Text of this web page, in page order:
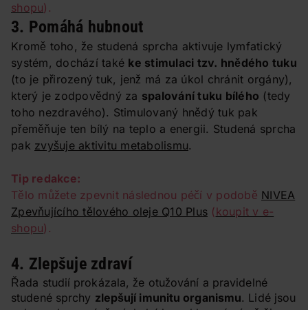
shopu).
3. Pomáhá hubnout
Kromě toho, že studená sprcha aktivuje lymfatický
systém, dochází také ke stimulaci tzv. hnědého tuku
(to je přirozený tuk, jenž má za úkol chránit orgány),
který je zodpovědný za spalování tuku bílého (tedy
toho nezdravého). Stimulovaný hnědý tuk pak
přeměňuje ten bílý na teplo a energii. Studená sprcha
pak zvyšuje aktivitu metabolismu.
Tip redakce:
Tělo můžete zpevnit následnou péčí v podobě NIVEA
Zpevňujícího tělového oleje Q10 Plus (koupit v e-
shopu).
4. Zlepšuje zdraví
Řada studií prokázala, že otužování a pravidelné
studené sprchy zlepšují imunitu organismu. Lidé jsou